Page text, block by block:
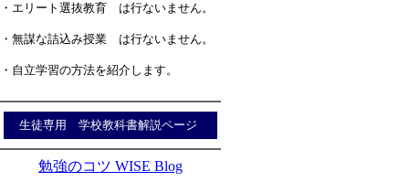
・エリート選抜教育 は行ないません。
・無謀な詰込み授業 は行ないません。
・自立学習の方法を紹介します。
生徒専用 学校教科書解説ページ
勉強のコツ WISE Blog